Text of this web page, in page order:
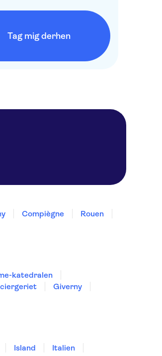
Tag mig derhen
Compiègne
Rouen
katedralen
Giverny
Island
Italien